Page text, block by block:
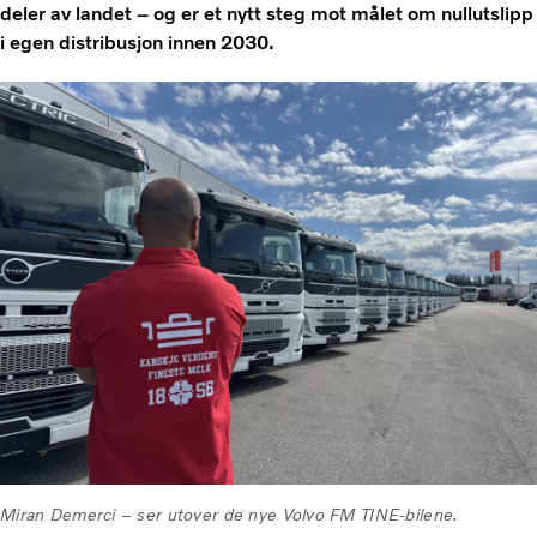
deler av landet – og er et nytt steg mot målet om nullutslipp
i egen distribusjon innen 2030.
Miran Demerci – ser utover de nye Volvo FM TINE-bilene.